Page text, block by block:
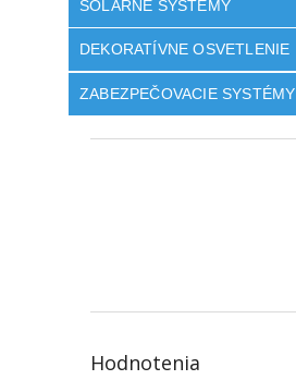
SOLÁRNE SYSTÉMY
DEKORATÍVNE OSVETLENIE
ZABEZPEČOVACIE SYSTÉMY
Hodnotenia